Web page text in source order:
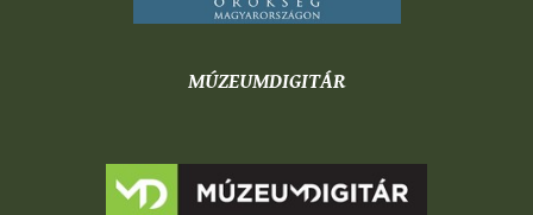
MÚZEUMDIGITÁR